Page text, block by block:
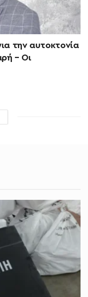
την αυτοκτονία
– Οι